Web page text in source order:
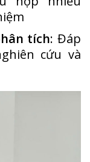
tích: Đáp
cứu và